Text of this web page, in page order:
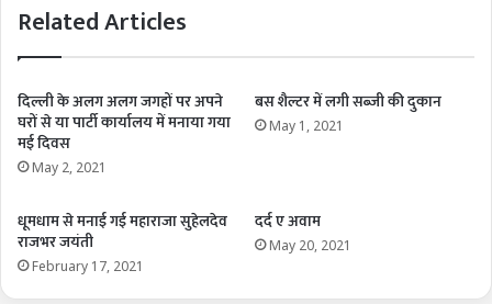
Related Articles
दिल्ली के अलग अलग जगहों पर अपने
घरों से या पार्टी कार्यालय में मनाया गया
मई दिवस
May 2, 2021
बस शैल्टर में लगी सब्जी की दुकान
May 1, 2021
धूमधाम से मनाई गई महाराजा सुहेलदेव
राजभर जयंती
February 17, 2021
दर्द ए अवाम
May 20, 2021